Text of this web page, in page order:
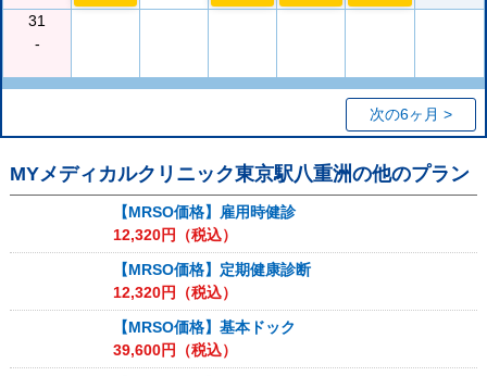
31
-
次の6ヶ月 >
MYメディカルクリニック東京駅八重洲の他のプラン
【MRSO価格】雇用時健診
12,320円（税込）
【MRSO価格】定期健康診断
12,320円（税込）
【MRSO価格】基本ドック
39,600円（税込）